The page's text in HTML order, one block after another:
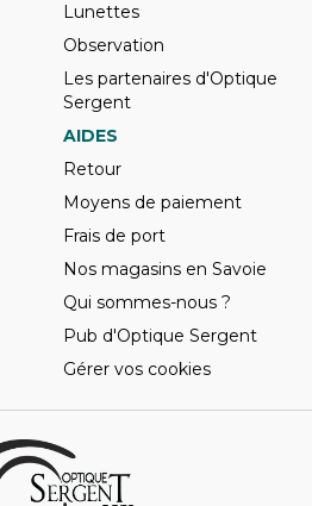
Lunettes
Observation
Les partenaires d'Optique
Sergent
AIDES
Retour
Moyens de paiement
Frais de port
Nos magasins en Savoie
Qui sommes-nous ?
Pub d'Optique Sergent
Gérer vos cookies